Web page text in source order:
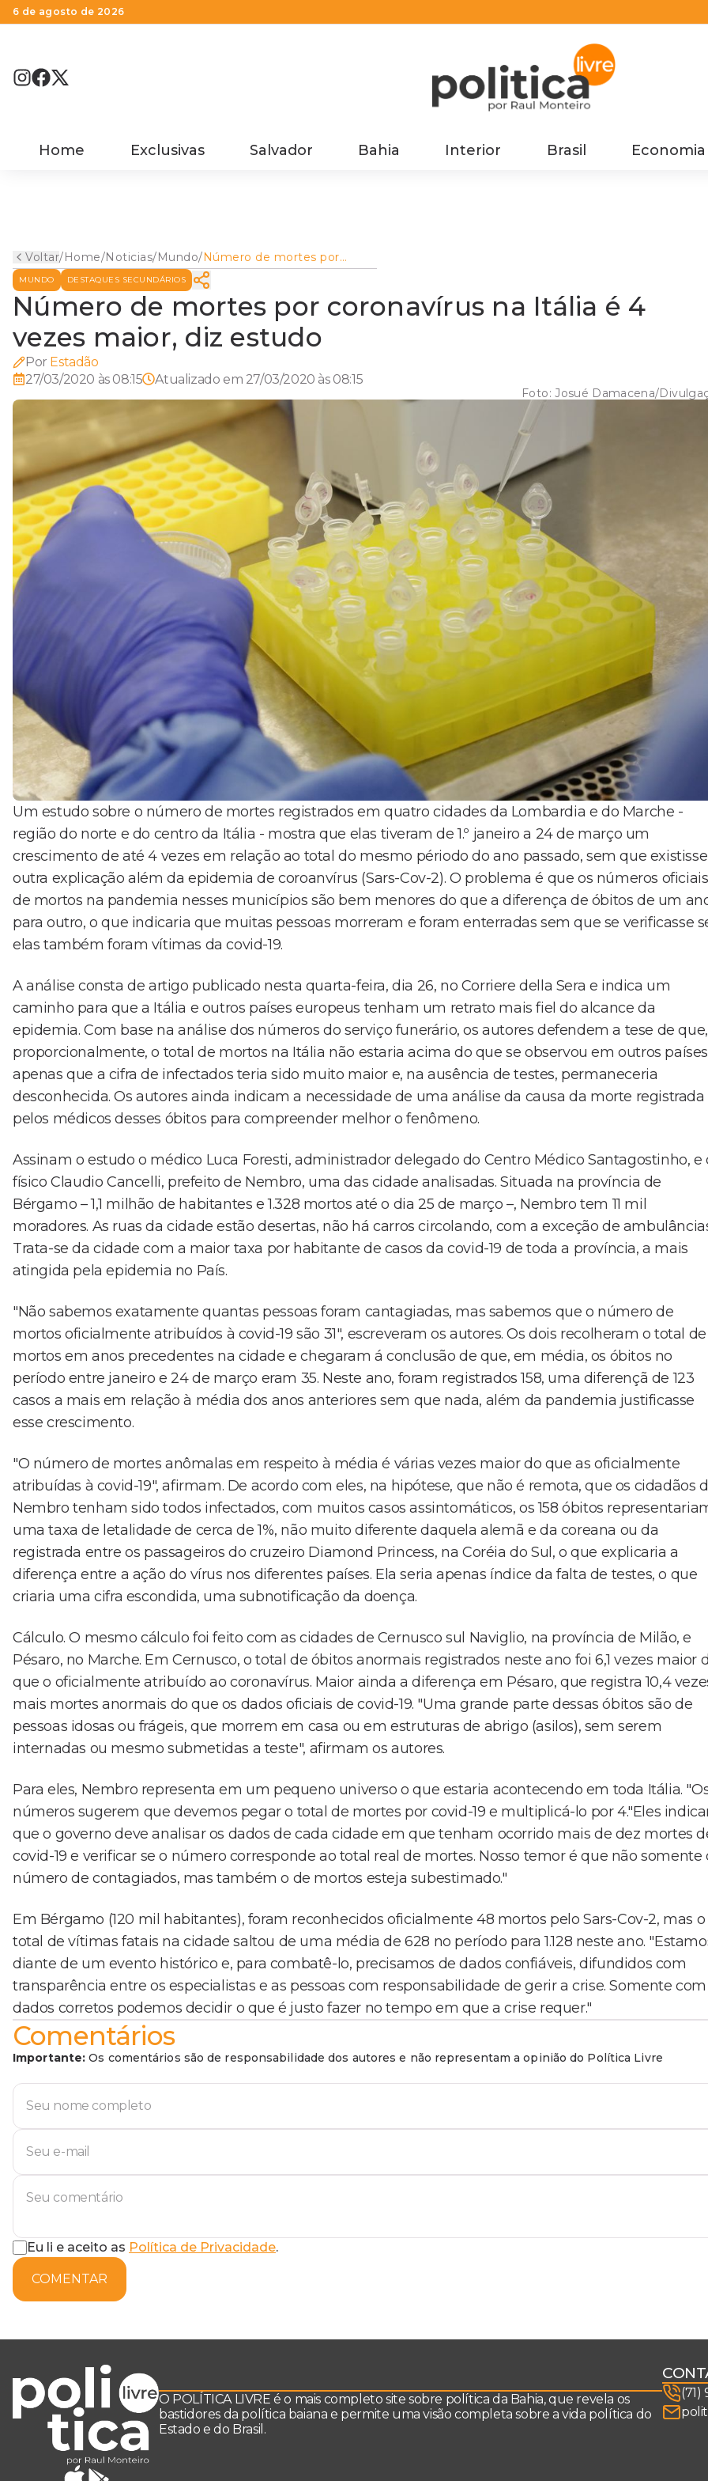
6 de agosto de 2026
Home Exclusivas Salvador Bahia Interior Brasil Economia
Voltar/Home/Noticias/Mundo/Número de mortes por
coronavírus na Itália é 4
vezes maior, diz estudo
MUNDO DESTAQUES SECUNDÁRIOS
Número de mortes por coronavírus na Itália é 4
vezes maior, diz estudo
Por Estadão
27/03/2020 às 08:15
Atualizado em 27/03/2020 às 08:15
Foto:Josué Damacena/
Um estudo sobre o número de mortes registrados em quatro cidades da Lombardia e do Marche -
região do norte e do centro da Itália - mostra que elas tiveram de 1.º janeiro a 24 de março um
crescimento de até 4 vezes em relação ao total do mesmo périodo do ano passado, sem que existisse
outra explicação além da epidemia de coroanvírus (Sars-Cov-2). O problema é que os números oficiais
de mortos na pandemia nesses municípios são bem menores do que a diferença de óbitos de um
para outro, o que indicaria que muitas pessoas morreram e foram enterradas sem que se verificasse
elas também foram vítimas da covid-19.
A análise consta de artigo publicado nesta quarta-feira, dia 26, no Corriere della Sera e indica um
caminho para que a Itália e outros países europeus tenham um retrato mais fiel do alcance da
epidemia. Com base na análise dos números do serviço funerário, os autores defendem a tese de que,
proporcionalmente, o total de mortos na Itália não estaria acima do que se observou em outros
apenas que a cifra de infectados teria sido muito maior e, na ausência de testes, permaneceria
desconhecida. Os autores ainda indicam a necessidade de uma análise da causa da morte registrada
pelos médicos desses óbitos para compreender melhor o fenômeno.
Assinam o estudo o médico Luca Foresti, administrador delegado do Centro Médico Santagostinho, e
físico Claudio Cancelli, prefeito de Nembro, uma das cidade analisadas. Situada na província de
Bérgamo – 1,1 milhão de habitantes e 1.328 mortos até o dia 25 de março –, Nembro tem 11 mil
moradores. As ruas da cidade estão desertas, não há carros circolando, com a exceção de
Trata-se da cidade com a maior taxa por habitante de casos da covid-19 de toda a província, a mais
atingida pela epidemia no País.
"Não sabemos exatamente quantas pessoas foram cantagiadas, mas sabemos que o número de
mortos oficialmente atribuídos à covid-19 são 31", escreveram os autores. Os dois recolheram o total de
mortos em anos precedentes na cidade e chegaram á conclusão de que, em média, os óbitos no
período entre janeiro e 24 de março eram 35. Neste ano, foram registrados 158, uma diferençã de 123
casos a mais em relação à média dos anos anteriores sem que nada, além da pandemia justificasse
esse crescimento.
"O número de mortes anômalas em respeito à média é várias vezes maior do que as oficialmente
atribuídas à covid-19", afirmam. De acordo com eles, na hipótese, que não é remota, que os cidadãos
Nembro tenham sido todos infectados, com muitos casos assintomáticos, os 158 óbitos
uma taxa de letalidade de cerca de 1%, não muito diferente daquela alemã e da coreana ou da
registrada entre os passageiros do cruzeiro Diamond Princess, na Coréia do Sul, o que explicaria a
diferença entre a ação do vírus nos diferentes países. Ela seria apenas índice da falta de testes, o que
criaria uma cifra escondida, uma subnotificação da doença.
Cálculo. O mesmo cálculo foi feito com as cidades de Cernusco sul Naviglio, na província de Milão, e
Pésaro, no Marche. Em Cernusco, o total de óbitos anormais registrados neste ano foi 6,1 vezes maior
que o oficialmente atribuído ao coronavírus. Maior ainda a diferença em Pésaro, que registra 10,4
mais mortes anormais do que os dados oficiais de covid-19. "Uma grande parte dessas óbitos são de
pessoas idosas ou frágeis, que morrem em casa ou em estruturas de abrigo (asilos), sem serem
internadas ou mesmo submetidas a teste", afirmam os autores.
Para eles, Nembro representa em um pequeno universo o que estaria acontecendo em toda Itália.
números sugerem que devemos pegar o total de mortes por covid-19 e multiplicá-lo por 4."Eles
que o governo deve analisar os dados de cada cidade em que tenham ocorrido mais de dez mortes
covid-19 e verificar se o número corresponde ao total real de mortes. Nosso temor é que não somente
número de contagiados, mas também o de mortos esteja subestimado."
Em Bérgamo (120 mil habitantes), foram reconhecidos oficialmente 48 mortos pelo Sars-Cov-2, mas o
total de vítimas fatais na cidade saltou de uma média de 628 no período para 1.128 neste ano.
diante de um evento histórico e, para combatê-lo, precisamos de dados confiáveis, difundidos com
transparência entre os especialistas e as pessoas com responsabilidade de gerir a crise. Somente com
dados corretos podemos decidir o que é justo fazer no tempo em que a crise requer."
Comentários
Importante: Os comentários são de responsabilidade dos autores e não representam a opinião do Política Livre
Eu li e aceito as Política de Privacidade.
COMENTAR
O POLÍTICA LIVRE é o mais completo site sobre política da Bahia, que revela os
bastidores da política baiana e permite uma visão completa sobre a vida política do
Estado e do Brasil.
(71)